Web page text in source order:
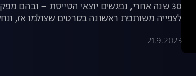
30 שנה אחרי, נפגשים יוצאי הטייסת – ובהם
לצפייה משותפת ראשונה בסרטים שצולמו אז,
21.9.2023